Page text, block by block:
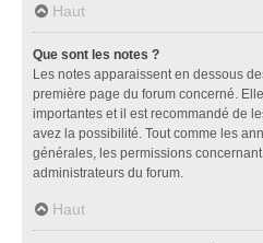
Haut
Que sont les notes ?
Les notes apparaissent en dessous
première page du forum concerné.
importantes et il est recommandé de
avez la possibilité. Tout comme les
générales, les permissions
administrateurs du forum.
Haut